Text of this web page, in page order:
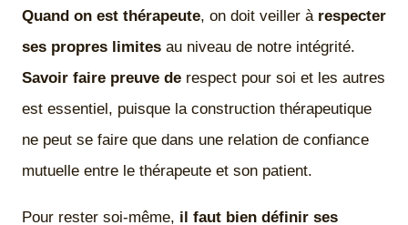
Quand on est thérapeute, on doit veiller à respecter
ses propres limites au niveau de notre intégrité.
Savoir faire preuve de respect pour soi et les autres
est essentiel, puisque la construction thérapeutique
ne peut se faire que dans une relation de confiance
mutuelle entre le thérapeute et son patient.
Pour rester soi-même, il faut bien définir ses